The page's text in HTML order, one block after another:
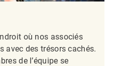
où nos associés
avec des trésors cachés.
de l’équipe se